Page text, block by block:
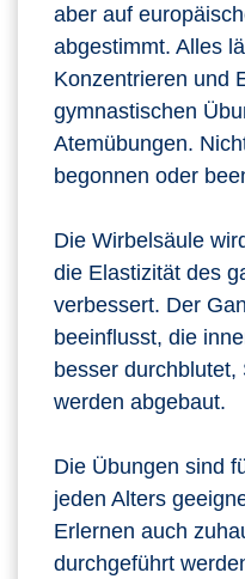
aber auf
abgestimmt. Alles
Konzentrieren und
gymnastischen
Atemübungen.
begonnen oder
Die Wirbelsäule
die Elastizität des
verbessert. Der
beeinflusst, die
besser
werden abgebaut.
Die Übungen sind
jeden Alters
Erlernen auch
durchgeführt